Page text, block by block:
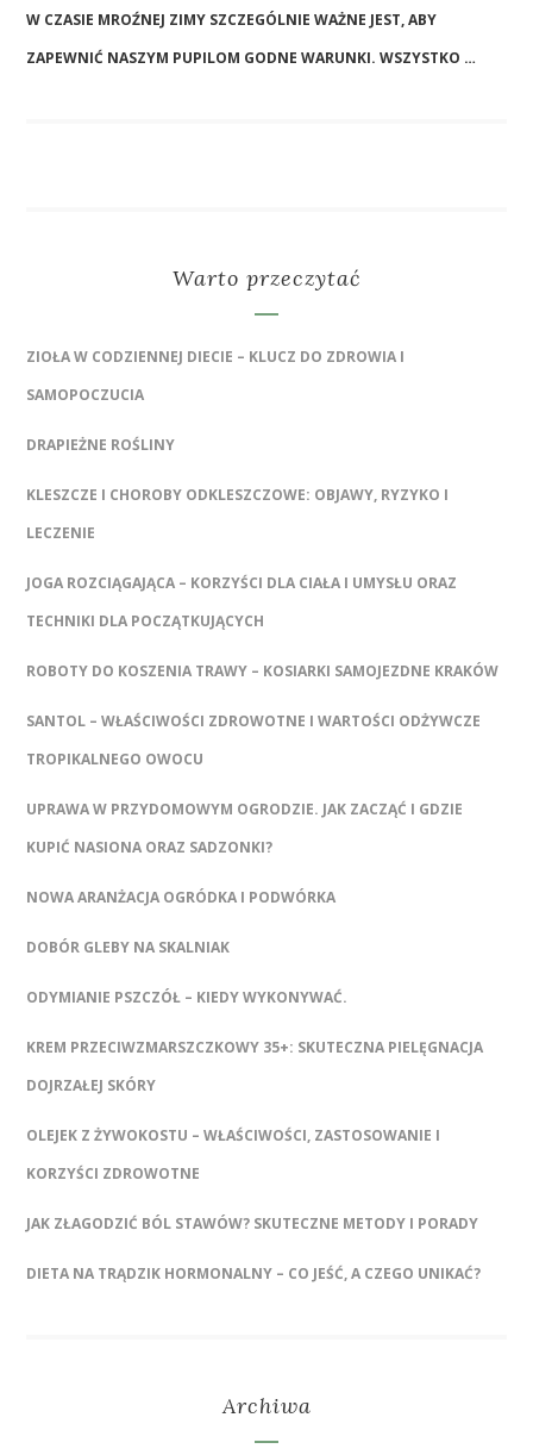
W CZASIE MROŹNEJ ZIMY SZCZEGÓLNIE WAŻNE JEST, ABY
ZAPEWNIĆ NASZYM PUPILOM GODNE WARUNKI. WSZYSTKO …
Warto przeczytać
ZIOŁA W CODZIENNEJ DIECIE – KLUCZ DO ZDROWIA I
SAMOPOCZUCIA
DRAPIEŻNE ROŚLINY
KLESZCZE I CHOROBY ODKLESZCZOWE: OBJAWY, RYZYKO I
LECZENIE
JOGA ROZCIĄGAJĄCA – KORZYŚCI DLA CIAŁA I UMYSŁU ORAZ
TECHNIKI DLA POCZĄTKUJĄCYCH
ROBOTY DO KOSZENIA TRAWY – KOSIARKI SAMOJEZDNE KRAKÓW
SANTOL – WŁAŚCIWOŚCI ZDROWOTNE I WARTOŚCI ODŻYWCZE
TROPIKALNEGO OWOCU
UPRAWA W PRZYDOMOWYM OGRODZIE. JAK ZACZĄĆ I GDZIE
KUPIĆ NASIONA ORAZ SADZONKI?
NOWA ARANŻACJA OGRÓDKA I PODWÓRKA
DOBÓR GLEBY NA SKALNIAK
ODYMIANIE PSZCZÓŁ – KIEDY WYKONYWAĆ.
KREM PRZECIWZMARSZCZKOWY 35+: SKUTECZNA PIELĘGNACJA
DOJRZAŁEJ SKÓRY
OLEJEK Z ŻYWOKOSTU – WŁAŚCIWOŚCI, ZASTOSOWANIE I
KORZYŚCI ZDROWOTNE
JAK ZŁAGODZIĆ BÓL STAWÓW? SKUTECZNE METODY I PORADY
DIETA NA TRĄDZIK HORMONALNY – CO JEŚĆ, A CZEGO UNIKAĆ?
Archiwa